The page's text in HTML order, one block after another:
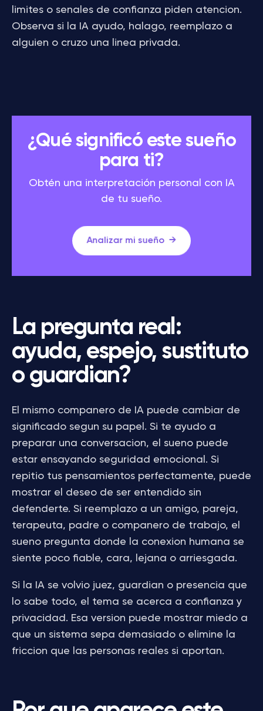
limites o senales de confianza piden atencion.
Observa si la IA ayudo, halago, reemplazo a
alguien o cruzo una linea privada.
¿Qué significó este sueño
para ti?
Obtén una interpretación personal con IA
de tu sueño.
Analizar mi sueño
La pregunta real:
ayuda, espejo, sustituto
o guardian?
El mismo companero de IA puede cambiar de
significado segun su papel. Si te ayudo a
preparar una conversacion, el sueno puede
estar ensayando seguridad emocional. Si
repitio tus pensamientos perfectamente, puede
mostrar el deseo de ser entendido sin
defenderte. Si reemplazo a un amigo, pareja,
terapeuta, padre o companero de trabajo, el
sueno pregunta donde la conexion humana se
siente poco fiable, cara, lejana o arriesgada.
Si la IA se volvio juez, guardian o presencia que
lo sabe todo, el tema se acerca a confianza y
privacidad. Esa version puede mostrar miedo a
que un sistema sepa demasiado o elimine la
friccion que las personas reales si aportan.